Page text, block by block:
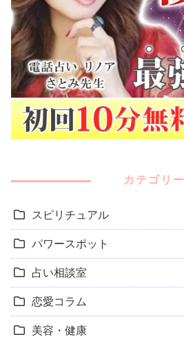
カテゴリー
スピリチュアル
パワースポット
占い相談室
恋愛コラム
美容・健康